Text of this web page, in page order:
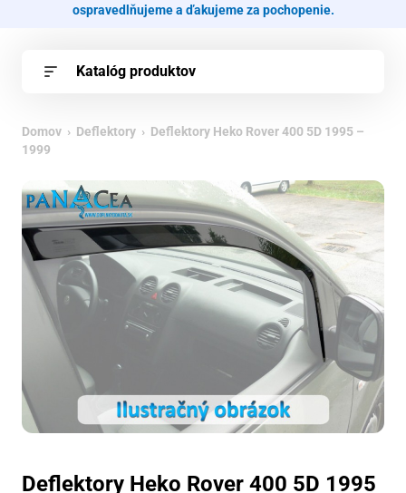
ospravedlňujeme a ďakujeme za pochopenie.
Katalóg produktov
Domov › Deflektory › Deflektory Heko Rover 400 5D 1995 –
1999
Deflektory Heko Rover 400 5D 1995